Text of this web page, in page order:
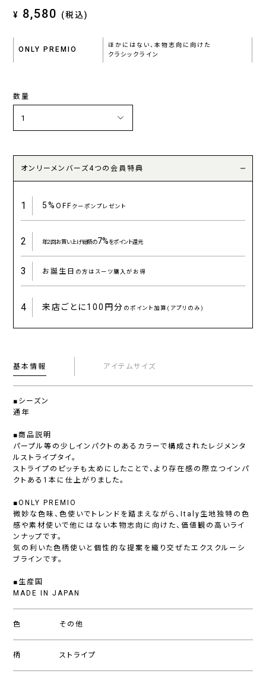
¥ 8,580 (税込)
ONLY PREMIO
ほかにはない、本物志向に向けた
クラシックライン
数量
オンリーメンバーズ4つの会員特典
1 5%OFFクーポンプレゼント
2 年2回お買い上げ総額の7%をポイント還元
3 お誕生日 の方はスーツ購入がお得
4 来店ごとに100円分 のポイント加算(アプリのみ)
基本情報 アイテムサイズ
■シーズン
通年
■商品説明
パープル等の少しインパクトのあるカラーで構成されたレジメンタ
ルストライプタイ。
ストライプのピッチも太めにしたことで、より存在感の際立つインパ
クトある1本に仕上がりました。
■ONLY PREMIO
微妙な色味、色使いでトレンドを踏まえながら、Italy生地独特の色
感や素材使いで他にはない本物志向に向けた、価値観の高いライ
ンナップです。
気の利いた色柄使いと個性的な提案を織り交ぜたエクスクルーシ
ブラインです。
■生産国
MADE IN JAPAN
色 その他
柄 ストライプ